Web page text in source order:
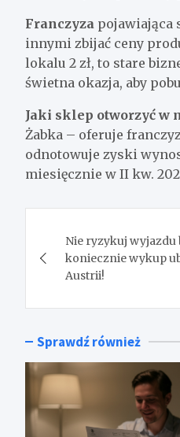
Franczyza pojawiająca
innymi zbijać ceny
lokalu 2 zł, to stare
świetna okazja, aby
Jaki sklep otworzyć w
Żabka – oferuje
odnotowuje zyski
miesięcznie w II kw.
wpisu
Nie ryzykuj
koniecznie wykup
Austrii!
Sprawdź również